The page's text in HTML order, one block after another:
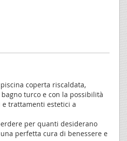
coperta riscaldata,
turco e con la possibilità
trattamenti estetici a
per quanti desiderano
perfetta cura di benessere e